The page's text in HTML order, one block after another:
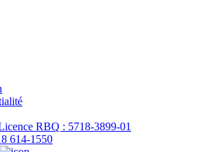
RBQ : 5718-3899-01
614-1550